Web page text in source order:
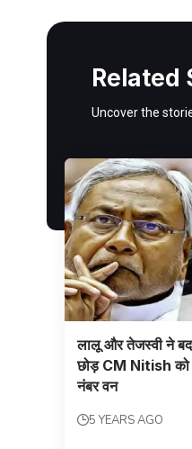
Related
Uncover the
लालू और तेजस्‍वी ने
छोड़ CM Nitish को
नंबर वन
5 YEARS AGO